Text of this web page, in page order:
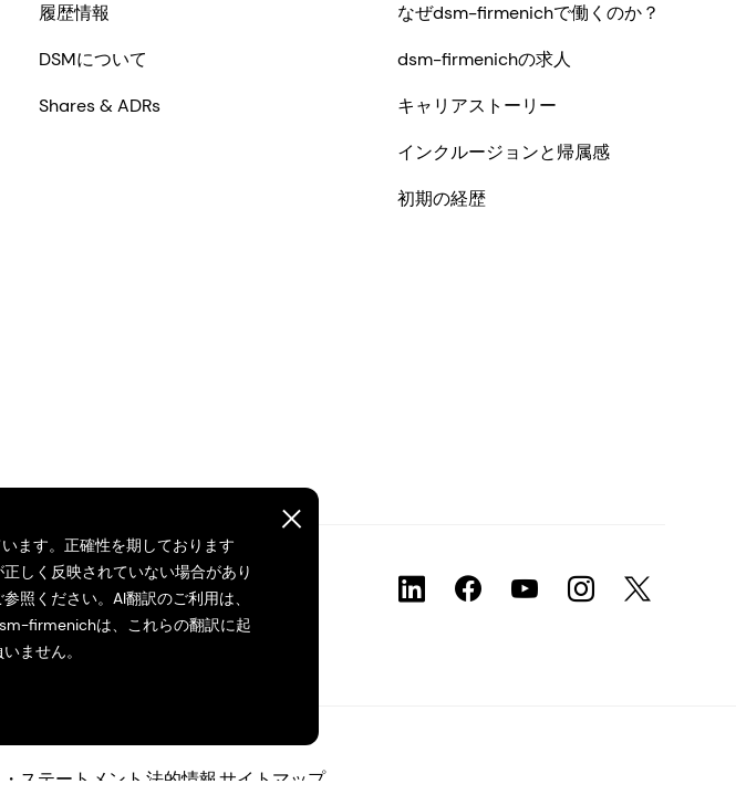
ます。正確性を期しております
しく反映されていない場合があり
照ください。AI翻訳のご利用は、
firmenichは、これらの翻訳に起
ません。
履歴情報
DSMについて
Shares & ADRs
なぜdsm-firmenichで働くのか？
dsm-firmenichの求人
キャリアストーリー
インクルージョンと帰属感
初期の経歴
ステートメント 法的情報サイトマップ